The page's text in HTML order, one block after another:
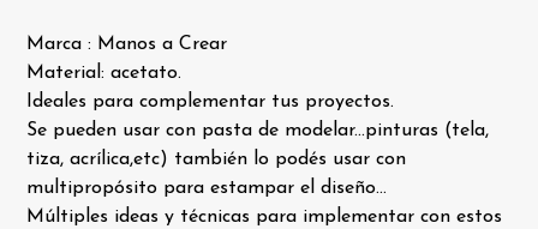
Marca : Manos a Crear
Material: acetato.
Ideales para complementar tus proyectos.
Se pueden usar con pasta de modelar...pinturas (tela,
tiza, acrílica,etc) también lo podés usar con
multipropósito para estampar el diseño...
Múltiples ideas y técnicas para implementar con estos